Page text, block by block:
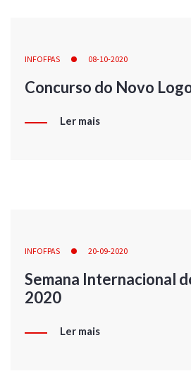
INFOFPAS 08-10-2020
Concurso do Novo
Ler mais
INFOFPAS 20-09-2020
Semana Internacional
2020
Ler mais